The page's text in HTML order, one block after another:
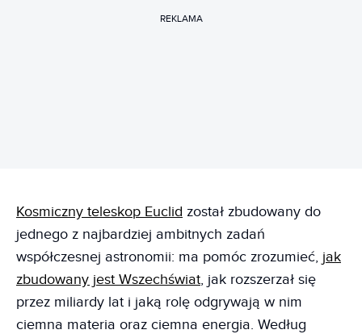
REKLAMA
Kosmiczny teleskop Euclid został zbudowany do
jednego z najbardziej ambitnych zadań
współczesnej astronomii: ma pomóc zrozumieć, jak
zbudowany jest Wszechświat, jak rozszerzał się
przez miliardy lat i jaką rolę odgrywają w nim
ciemna materia oraz ciemna energia. Według